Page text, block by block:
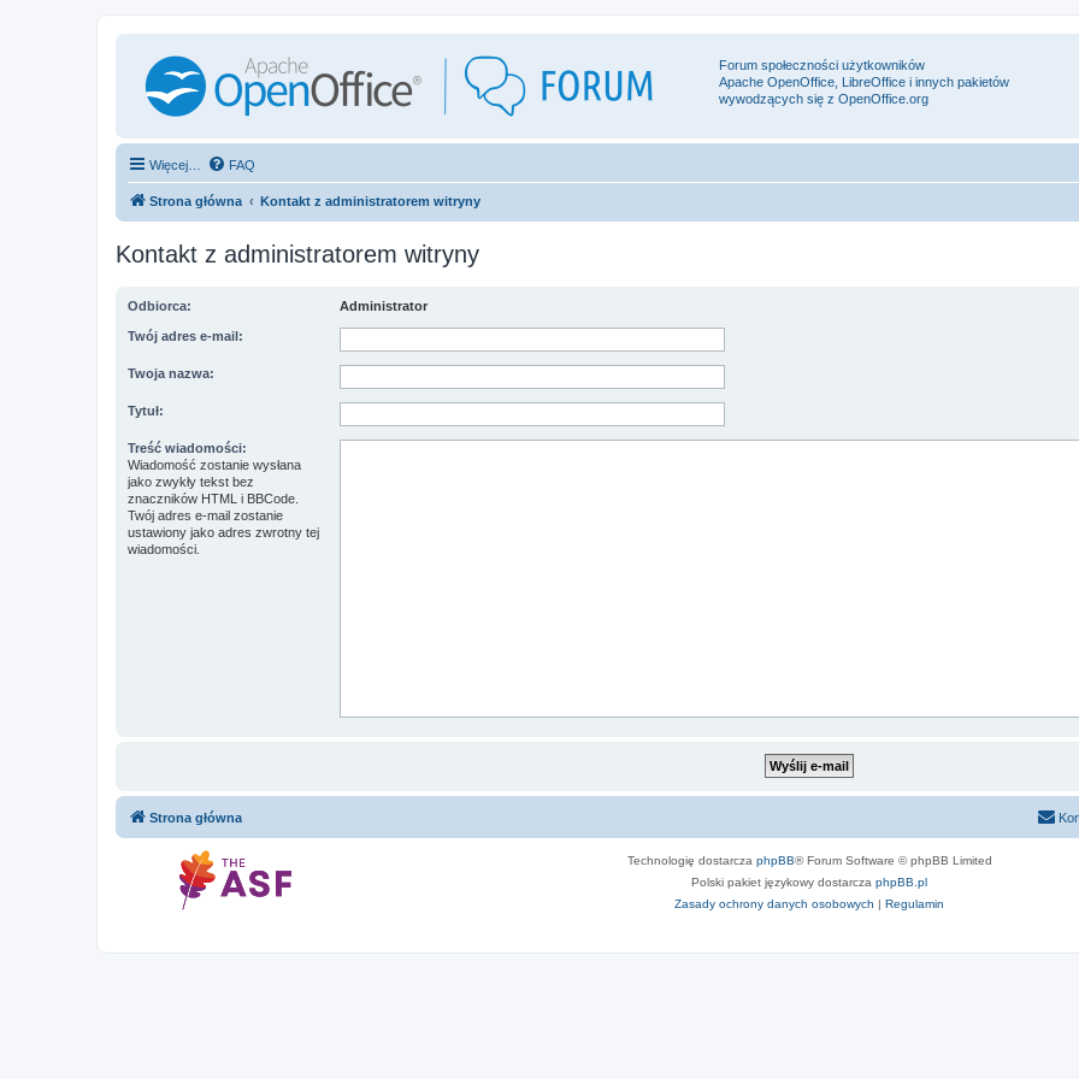
Forum społeczności użytkowników
Apache OpenOffice, LibreOffice i innych pakietów
wywodzących się z OpenOffice.org
Więcej… FAQ
Strona główna Kontakt z administratorem witryny
Kontakt z administratorem witryny
Odbiorca: Administrator
Twój adres e-mail:
Twoja nazwa:
Tytuł:
Treść wiadomości:
Wiadomość zostanie wysłana
jako zwykły tekst bez
znaczników HTML i BBCode.
Twój adres e-mail zostanie
ustawiony jako adres zwrotny tej
wiadomości.
Strona główna
Technologię dostarcza phpBB® Forum Software © phpBB Limited
Polski pakiet językowy dostarcza phpBB.pl
Zasady ochrony danych osobowych | Regulamin